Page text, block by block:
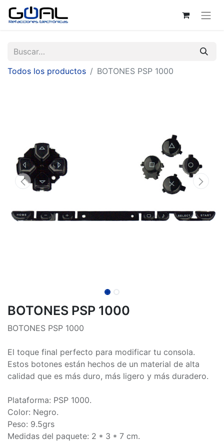
Todos los productos BOTONES PSP 1000
BOTONES PSP 1000
BOTONES PSP 1000
El toque final perfecto para modificar tu consola.
Estos botones están hechos de un material de alta
calidad que es más duro, más ligero y más duradero.
Plataforma: PSP 1000.
Color: Negro.
Peso: 9.5grs
Medidas del paquete: 2 * 3 * 7 cm.